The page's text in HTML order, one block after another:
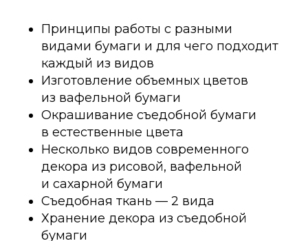
Принципы работы с разными
видами бумаги и для чего подходит
каждый из видов
Изготовление объемных цветов
из вафельной бумаги
Окрашивание съедобной бумаги
в естественные цвета
Несколько видов современного
декора из рисовой, вафельной
и сахарной бумаги
Съедобная ткань — 2 вида
Хранение декора из съедобной
бумаги